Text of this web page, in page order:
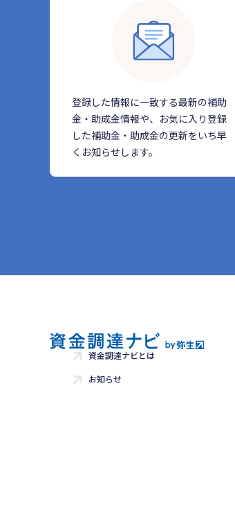
登録した情報に一致する最新の補助
金・助成金情報や、お気に入り登録
した補助金・助成金の更新をいち早
くお知らせします。
資金調達ナビとは
お知らせ